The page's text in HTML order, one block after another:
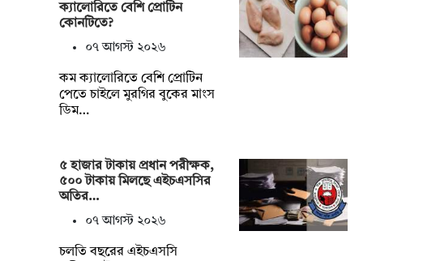
ক্যালোরিতে বেশি প্রোটিন
কোনটিতে?
০৭ আগস্ট ২০২৬
কম ক্যালোরিতে বেশি প্রোটিন
পেতে চাইলে মুরগির বুকের মাংস
ডিম…
৫ হাজার টাকায় প্রধান পরীক্ষক,
৫০০ টাকায় মিলছে এইচএসসির
অতির…
০৭ আগস্ট ২০২৬
চলতি বছরের এইচএসসি